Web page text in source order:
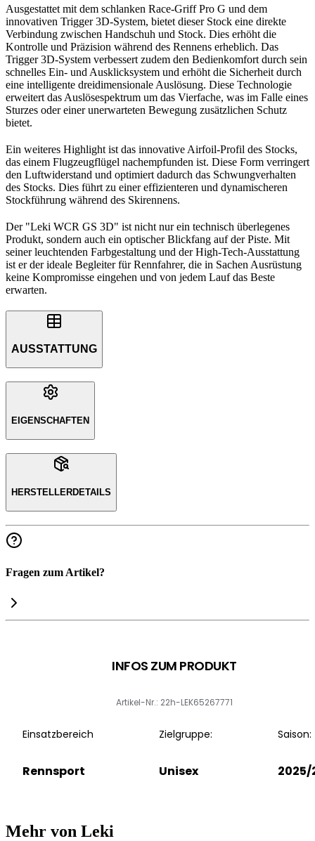
Ausgestattet mit dem schlanken Race-Griff Pro G und dem
innovativen Trigger 3D-System, bietet dieser Stock eine direkte
Verbindung zwischen Handschuh und Stock. Dies erhöht die
Kontrolle und Präzision während des Rennens erheblich. Das
Trigger 3D-System verbessert zudem den Bedienkomfort durch sein
schnelles Ein- und Ausklicksystem und erhöht die Sicherheit durch
eine intelligente dreidimensionale Auslösung. Diese Technologie
erweitert das Auslösespektrum um das Vierfache, was im Falle eines
Sturzes oder einer unerwarteten Bewegung zusätzlichen Schutz
bietet.
Ein weiteres Highlight ist das innovative Airfoil-Profil des Stocks,
das einem Flugzeugflügel nachempfunden ist. Diese Form verringert
den Luftwiderstand und optimiert dadurch das Schwungverhalten
des Stocks. Dies führt zu einer effizienteren und dynamischeren
Stockführung während des Skirennens.
Der "Leki WCR GS 3D" ist nicht nur ein technisch überlegenes
Produkt, sondern auch ein optischer Blickfang auf der Piste. Mit
seiner leuchtenden Farbgestaltung und der High-Tech-Ausstattung
ist er der ideale Begleiter für Rennfahrer, die in Sachen Ausrüstung
keine Kompromisse eingehen und von jedem Lauf das Beste
erwarten.
AUSSTATTUNG
EIGENSCHAFTEN
HERSTELLERDETAILS
Fragen zum Artikel?
INFOS ZUM PRODUKT
Artikel-Nr.: 22h-LEK65267771
Einsatzbereich
Rennsport
Zielgruppe:
Unisex
Saison:
2025/
Mehr von Leki